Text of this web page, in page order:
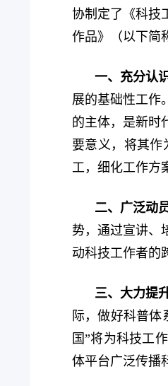
协制定了《科技
作品》（以下简
一、充分认
展的基础性工作
的主体，是新时
要意义，将其作
工，细化工作方
二、广泛动
势，通过宣讲、
动科技工作者的
三、大力提
际，做好科普体
国”将为科技工
体平台广泛传播